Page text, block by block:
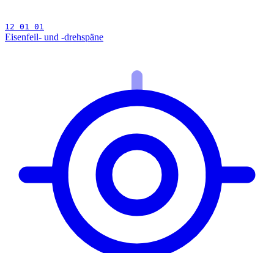
12 01 01
Eisenfeil- und -drehspäne